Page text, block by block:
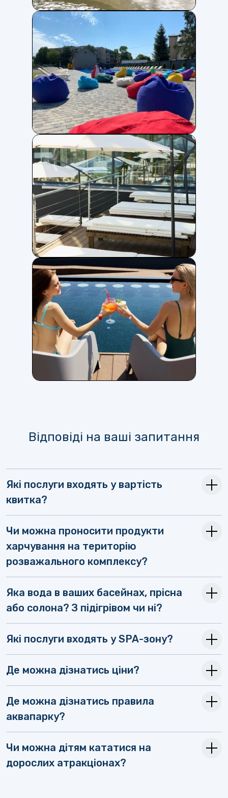
Відповіді на ваші запитання
Які послуги входять у вартість
квитка?
Чи можна проносити продукти
харчування на територію
розважального комплексу?
Яка вода в ваших басейнах, прісна
або солона? З підігрівом чи ні?
Які послуги входять у SPA-зону?
Де можна дізнатись ціни?
Де можна дізнатись правила
аквапарку?
Чи можна дітям кататися на
дорослих атракціонах?